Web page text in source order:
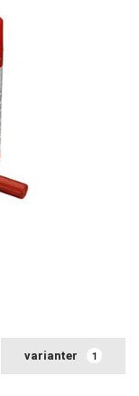
varianter 1